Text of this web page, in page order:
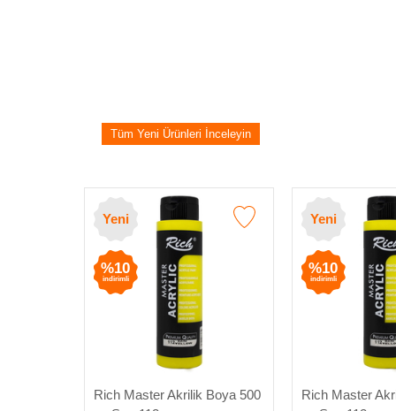
Tüm Yeni Ürünleri İnceleyin
Yeni
%10
indirimli
Rich Master Akrilik Boya 500
Yeni
%10
indirimli
Rich Master